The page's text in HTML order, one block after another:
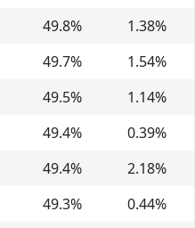
49.8% 1.38%
49.7% 1.54%
49.5% 1.14%
49.4% 0.39%
49.4% 2.18%
49.3% 0.44%